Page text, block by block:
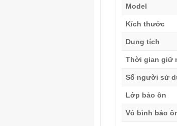
Model
Kích thước
Dung tích
Thời gian giữ
Số người sử
Lớp bảo ôn
Vỏ bình bảo